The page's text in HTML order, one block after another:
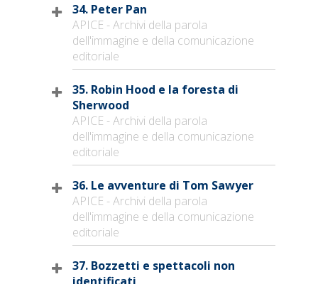
34. Peter Pan
APICE - Archivi della parola
dell'immagine e della comunicazione
editoriale
35. Robin Hood e la foresta di
Sherwood
APICE - Archivi della parola
dell'immagine e della comunicazione
editoriale
36. Le avventure di Tom Sawyer
APICE - Archivi della parola
dell'immagine e della comunicazione
editoriale
37. Bozzetti e spettacoli non